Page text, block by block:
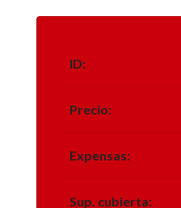
ID:
Precio:
Expensas:
Sup. cubierta: